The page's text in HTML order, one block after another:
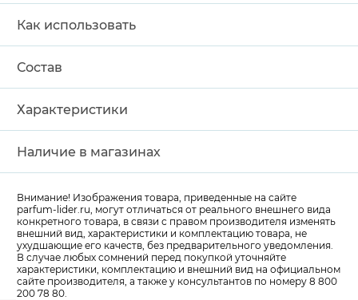
Как использовать
Состав
Характеристики
Наличие в магазинах
Внимание! Изображения товара, приведенные на сайте
parfum-lider.ru, могут отличаться от реального внешнего вида
конкретного товара, в связи с правом производителя изменять
внешний вид, характеристики и комплектацию товара, не
ухудшающие его качеств, без предварительного уведомления.
В случае любых сомнений перед покупкой уточняйте
характеристики, комплектацию и внешний вид на официальном
сайте производителя, а также у консультантов по номеру 8 800
200 78 80.